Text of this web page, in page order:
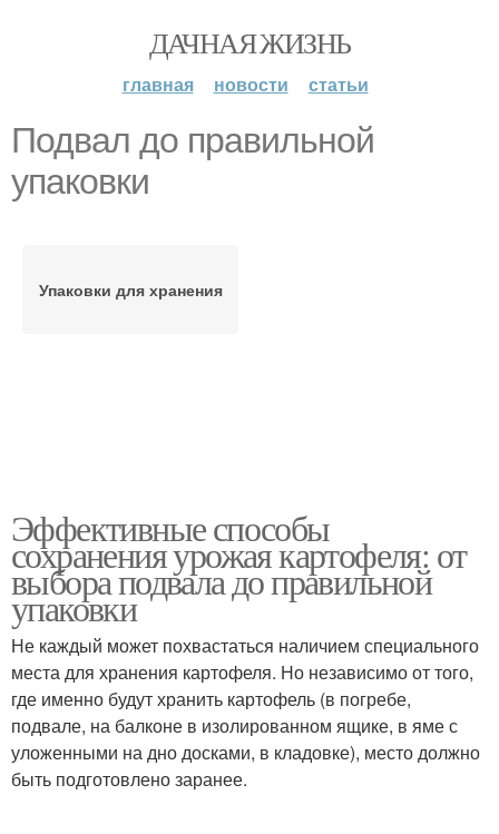
ДАЧНАЯ ЖИЗНЬ
главная новости статьи
Подвал до правильной
упаковки
Упаковки для хранения
Эффективные способы
сохранения урожая картофеля: от
выбора подвала до правильной
упаковки
Не каждый может похвастаться наличием специального
места для хранения картофеля. Но независимо от того,
где именно будут хранить картофель (в погребе,
подвале, на балконе в изолированном ящике, в яме с
уложенными на дно досками, в кладовке), место должно
быть подготовлено заранее.